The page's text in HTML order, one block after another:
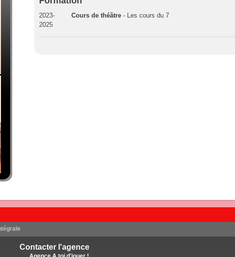
2023-
2025
Cours de théâtre - Les cours du 7
Contacter l'agence